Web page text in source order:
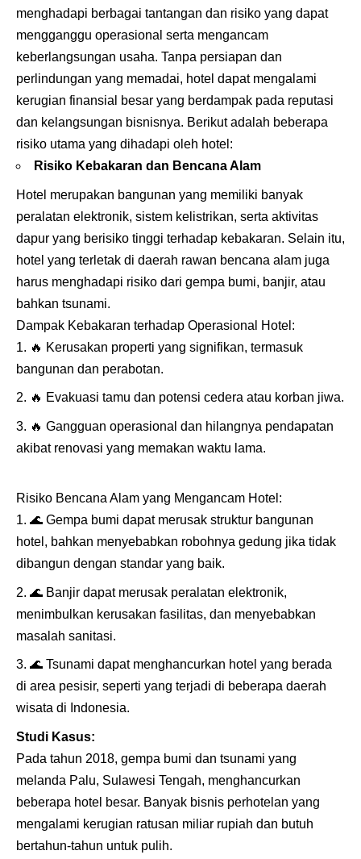
menghadapi berbagai tantangan dan risiko yang dapat
mengganggu operasional serta mengancam
keberlangsungan usaha. Tanpa persiapan dan
perlindungan yang memadai, hotel dapat mengalami
kerugian finansial besar yang berdampak pada reputasi
dan kelangsungan bisnisnya. Berikut adalah beberapa
risiko utama yang dihadapi oleh hotel:
Risiko Kebakaran dan Bencana Alam
Hotel merupakan bangunan yang memiliki banyak
peralatan elektronik, sistem kelistrikan, serta aktivitas
dapur yang berisiko tinggi terhadap kebakaran. Selain itu,
hotel yang terletak di daerah rawan bencana alam juga
harus menghadapi risiko dari gempa bumi, banjir, atau
bahkan tsunami.
Dampak Kebakaran terhadap Operasional Hotel:
🔥 Kerusakan properti yang signifikan, termasuk
bangunan dan perabotan.
🔥 Evakuasi tamu dan potensi cedera atau korban jiwa.
🔥 Gangguan operasional dan hilangnya pendapatan
akibat renovasi yang memakan waktu lama.
Risiko Bencana Alam yang Mengancam Hotel:
🌊 Gempa bumi dapat merusak struktur bangunan
hotel, bahkan menyebabkan robohnya gedung jika tidak
dibangun dengan standar yang baik.
🌊 Banjir dapat merusak peralatan elektronik,
menimbulkan kerusakan fasilitas, dan menyebabkan
masalah sanitasi.
🌊 Tsunami dapat menghancurkan hotel yang berada
di area pesisir, seperti yang terjadi di beberapa daerah
wisata di Indonesia.
Studi Kasus:
Pada tahun 2018, gempa bumi dan tsunami yang
melanda Palu, Sulawesi Tengah, menghancurkan
beberapa hotel besar. Banyak bisnis perhotelan yang
mengalami kerugian ratusan miliar rupiah dan butuh
bertahun-tahun untuk pulih.